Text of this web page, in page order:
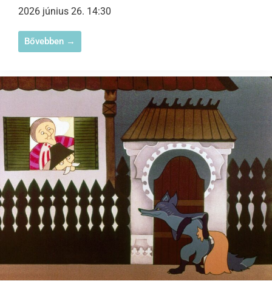
2026 június 26. 14:30
Bővebben →